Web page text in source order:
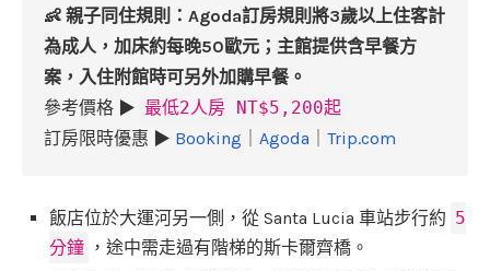
👶 親子同住規則：Agoda訂房規則將3歲以上住客計
為成人，加床約每晚50歐元；主館提供含早餐方
案，入住附館時可另外加購早餐。
參考價格 ▶ 最低2人房 NT$5,200起
訂房限時優惠 ▶ Booking Agoda Trip.com
飯店位於大運河另一側，從 Santa Lucia 車站步行約 5
分鐘 ，途中需走過有階梯的斯卡爾齊橋。